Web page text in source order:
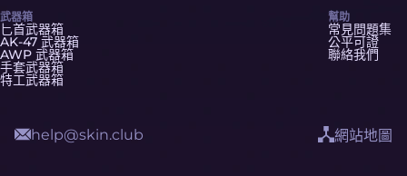
武器箱
匕首武器箱
AK-47 武器箱
AWP 武器箱
手套武器箱
特工武器箱
幫助
常見問題集
公平可證
聯絡我們
help@skin.club 網站地圖